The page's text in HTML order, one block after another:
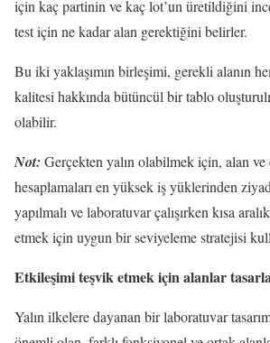
için kaç partinin ve kaç lot’un üretildiğini
test için ne kadar alan gerektiğini belirler.
Bu iki yaklaşımın birleşimi, gerekli alanın
kalitesi hakkında bütüncül bir tablo
olabilir.
Not: Gerçekten yalın olabilmek için, alan
hesaplamaları en yüksek iş yüklerinden
yapılmalı ve laboratuvar çalışırken kısa
etmek için uygun bir seviyeleme stratejisi
Etkileşimi teşvik etmek için alanlar
Yalın ilkelere dayanan bir laboratuvar